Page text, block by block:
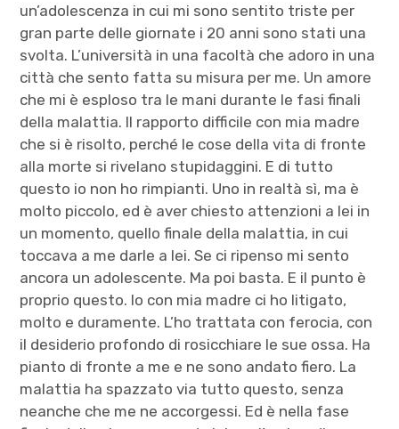
un’adolescenza in cui mi sono sentito triste per
gran parte delle giornate i 20 anni sono stati una
svolta. L’università in una facoltà che adoro in una
città che sento fatta su misura per me. Un amore
che mi è esploso tra le mani durante le fasi finali
della malattia. Il rapporto difficile con mia madre
che si è risolto, perché le cose della vita di fronte
alla morte si rivelano stupidaggini. E di tutto
questo io non ho rimpianti. Uno in realtà sì, ma è
molto piccolo, ed è aver chiesto attenzioni a lei in
un momento, quello finale della malattia, in cui
toccava a me darle a lei. Se ci ripenso mi sento
ancora un adolescente. Ma poi basta. E il punto è
proprio questo. Io con mia madre ci ho litigato,
molto e duramente. L’ho trattata con ferocia, con
il desiderio profondo di rosicchiare le sue ossa. Ha
pianto di fronte a me e ne sono andato fiero. La
malattia ha spazzato via tutto questo, senza
neanche che me ne accorgessi. Ed è nella fase